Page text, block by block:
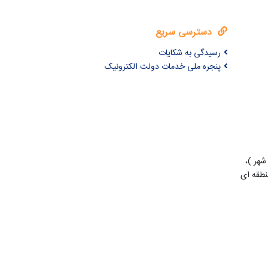
دسترسی سریع
رسیدگی به شکایات
پنجره ملی خدمات دولت الکترونیک
)،
ای